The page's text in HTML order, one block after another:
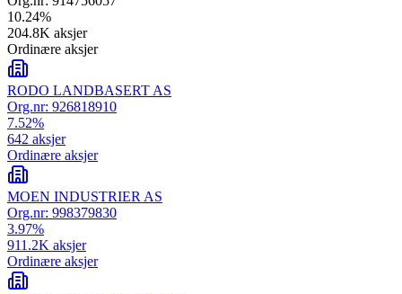
10.24%
204.8K aksjer
Ordinære aksjer
RODO LANDBASERT AS
Org.nr: 926818910
7.52%
642 aksjer
Ordinære aksjer
MOEN INDUSTRIER AS
Org.nr: 998379830
3.97%
911.2K aksjer
Ordinære aksjer